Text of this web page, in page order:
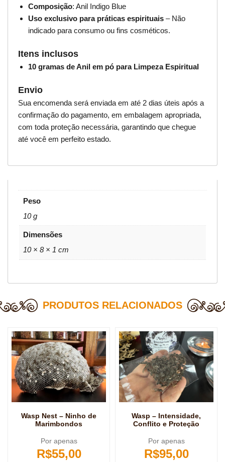
Composição: Anil Indigo Blue
Uso exclusivo para práticas espirituais – Não
indicado para consumo ou fins cosméticos.
Itens inclusos
10 gramas de Anil em pó para Limpeza Espiritual
Envio
Sua encomenda será enviada em até 2 dias úteis após a
confirmação do pagamento, em embalagem apropriada,
com toda proteção necessária, garantindo que chegue
até você em perfeito estado.
Peso
10 g
Dimensões
10 × 8 × 1 cm
PRODUTOS RELACIONADOS
Wasp Nest – Ninho de
Marimbondos
Por apenas
R$55,00
Wasp – Intensidade,
Conflito e Proteção
Por apenas
R$95,00